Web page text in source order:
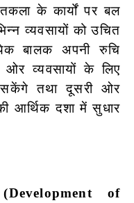
के कार्यों पर बल
व्यवसायों को उचित
बालक अपनी रुचि
व्यवसायों के लिए
सकेंगे तथा दूसरी ओर
आर्थिक दशा में सुधार
of